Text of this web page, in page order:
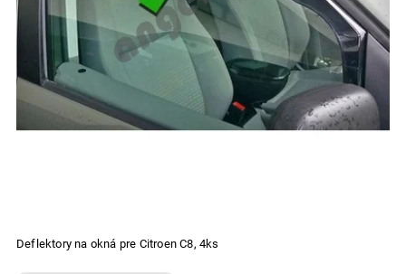
Deflektory na okná pre Citroen C8, 4ks